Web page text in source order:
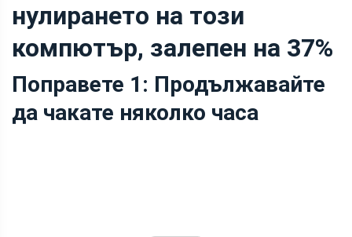
нулирането на този
компютър, залепен на 37%
Поправете 1: Продължавайте
да чакате няколко часа